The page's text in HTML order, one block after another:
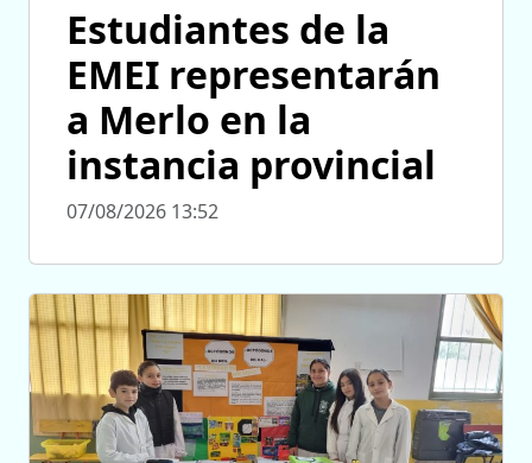
Estudiantes de la
EMEI representarán
a Merlo en la
instancia provincial
07/08/2026 13:52